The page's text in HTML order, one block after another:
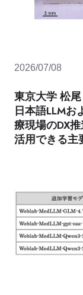
2026/07/08
東京大学 松
日本語LLM
療現場のDX
活用できる